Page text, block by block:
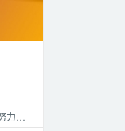
趁你现在还有时间，尽你自己最大的努力，努力做成你最想做的那件事，成为你最想成为的那种人，过着你最想过的那种生活。这个世界永远比你想的要更精彩，不要败给生活。